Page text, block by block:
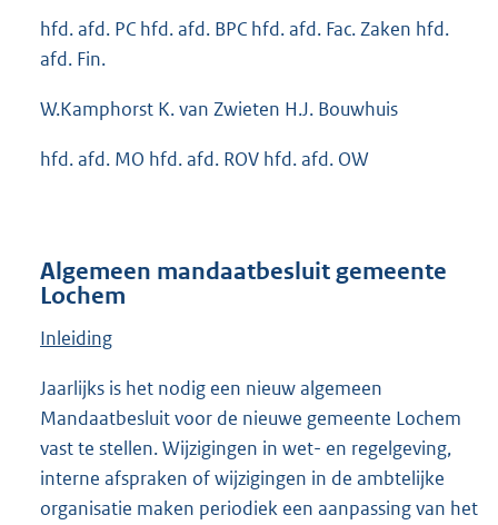
hfd. afd. PC hfd. afd. BPC hfd. afd. Fac. Zaken hfd.
afd. Fin.
W.Kamphorst K. van Zwieten H.J. Bouwhuis
hfd. afd. MO hfd. afd. ROV hfd. afd. OW
Algemeen mandaatbesluit gemeente
Lochem
Inleiding
Jaarlijks is het nodig een nieuw algemeen
Mandaatbesluit voor de nieuwe gemeente Lochem
vast te stellen. Wijzigingen in wet- en regelgeving,
interne afspraken of wijzigingen in de ambtelijke
organisatie maken periodiek een aanpassing van het